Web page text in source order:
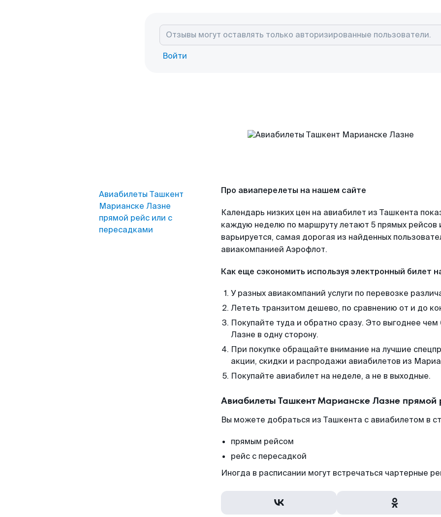
Войти
Авиабилеты Ташкент
Марианске Лазне
прямой рейс или с
пересадками
Про авиаперелеты на нашем сайте
Календарь низких цен на авиабилет из Ташкента
каждую неделю по маршруту летают 5 прямых рейсов
варьируется, самая дорогая из найденных
авиакомпанией Аэрофлот.
Как еще сэкономить используя электронный билет
У разных авиакомпаний услуги по перевозке
Лететь транзитом дешево, по сравнению от и до
Покупайте туда и обратно сразу. Это выгоднее
Лазне в одну сторону.
При покупке обращайте внимание на лучшие
акции, скидки и распродажи авиабилетов из
Покупайте авиабилет на неделе, а не в выходные.
Авиабилеты Ташкент Марианске Лазне
Вы можете добраться из Ташкента с авиабилетом в
прямым рейсом
рейс с пересадкой
Иногда в расписании могут встречаться чартерные